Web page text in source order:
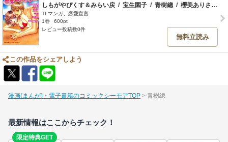
しもがやぴくす＆みらい戻 / 宝生園子 / 青樹總 / 櫻美ありさ /
TLマンガ、恋愛宣言
1巻
600pt
レビュー投稿数0件
無料立読み
この作品をシェアしよう
漫画(まんが)・電子書籍のコミックシーモアTOP 青樹總
最新情報はここからチェック！
限定特典GET